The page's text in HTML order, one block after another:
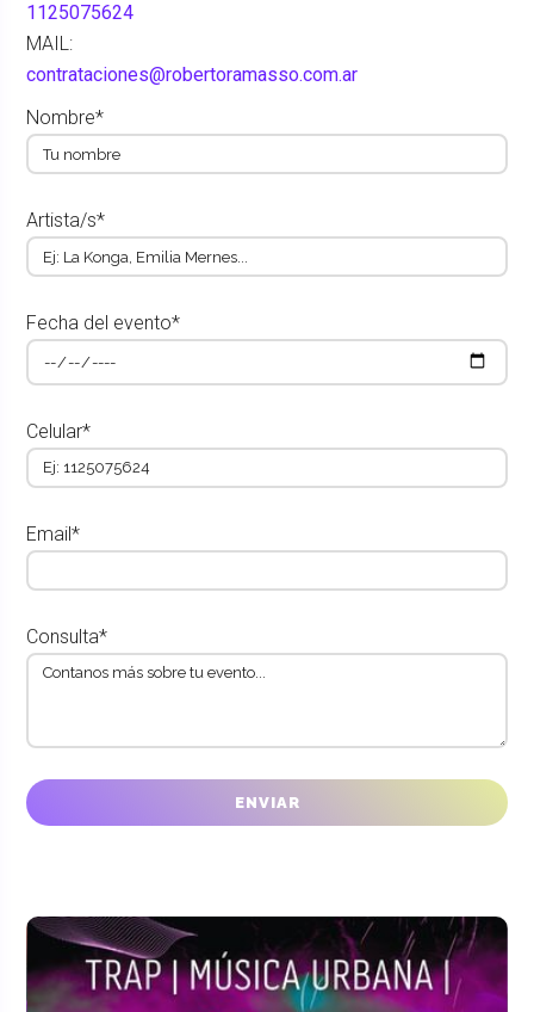
1125075624
MAIL:
contrataciones@robertoramasso.com.ar
Nombre*
Artista/s*
Fecha del evento*
Celular*
Email*
Consulta*